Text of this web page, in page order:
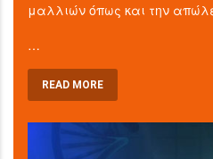
μαλλιών όπως και την
…
READ MORE